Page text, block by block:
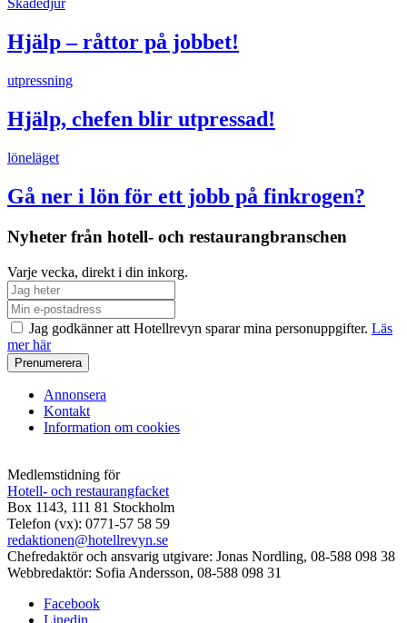
Skadedjur
Hjälp – råttor på jobbet!
utpressning
Hjälp, chefen blir utpressad!
löneläget
Gå ner i lön för ett jobb på finkrogen?
Nyheter från hotell- och restaurangbranschen
Varje vecka, direkt i din inkorg.
Jag godkänner att Hotellrevyn sparar mina personuppgifter. Läs
mer här
Annonsera
Kontakt
Information om cookies
Medlemstidning för
Hotell- och restaurangfacket
Box 1143, 111 81 Stockholm
Telefon (vx): 0771-57 58 59
redaktionen@hotellrevyn.se
Chefredaktör och ansvarig utgivare: Jonas Nordling, 08-588 098 38
Webbredaktör: Sofia Andersson, 08-588 098 31
Facebook
Linedin